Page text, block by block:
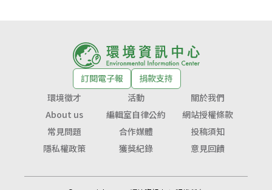
訂閱電子報
捐款支持
環境徵才
活動
關於我們
About us
編輯室自律公約
網站授權條款
常見問題
合作媒體
投稿須知
隱私權政策
獲獎紀錄 意見回饋